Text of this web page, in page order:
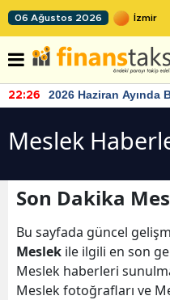
06 Ağustos 2026
22:26 2026 Haziran Ayında
Meslek
Son Dakika
Bu sayfada güncel
Meslek ile ilgili en son
Meslek haberleri
Meslek fotoğrafları ve